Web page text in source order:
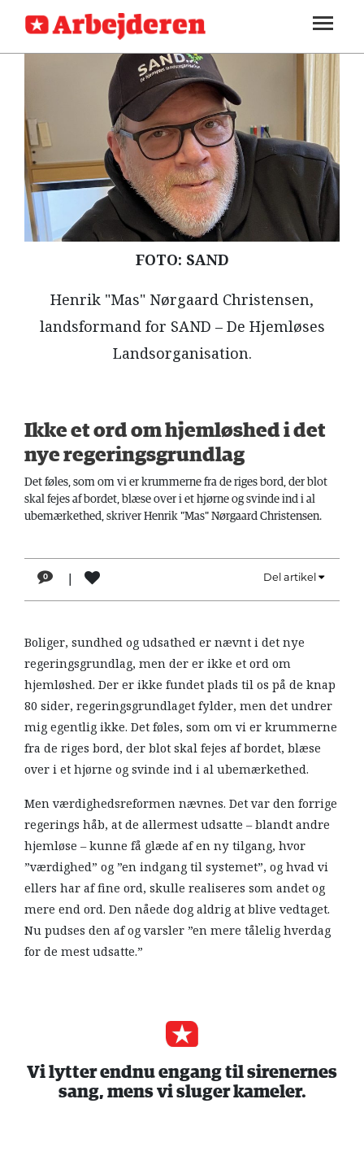
SEKTIONER
ARBEJDEREN
FAGLIGT
INDLAND
UDLAND
KULTUR
BLOGS
NAVNE
HISTORIE
TEORI
SOUNDCLOUD
ABONNER
LOG IND
ARBEJDEREN
FOTO: SAND
Henrik "Mas" Nørgaard Christensen,
landsformand for SAND – De Hjemløses
Landsorganisation.
Ikke et ord om hjemløshed i det
nye regeringsgrundlag
Det føles, som om vi er krummerne fra de riges bord, der blot
skal fejes af bordet, blæse over i et hjørne og svinde ind i al
ubemærkethed, skriver Henrik "Mas" Nørgaard Christensen.
0 Del artikel
Boliger, sundhed og udsathed er nævnt i det nye
regeringsgrundlag, men der er ikke et ord om
hjemløshed. Der er ikke fundet plads til os på de knap
80 sider, regeringsgrundlaget fylder, men det undrer
mig egentlig ikke. Det føles, som om vi er krummerne
fra de riges bord, der blot skal fejes af bordet, blæse
over i et hjørne og svinde ind i al ubemærkethed.
Men værdighedsreformen nævnes. Det var den forrige
regerings håb, at de allermest udsatte – blandt andre
hjemløse – kunne få glæde af en ny tilgang, hvor
”værdighed” og ”en indgang til systemet”, og hvad vi
ellers har af fine ord, skulle realiseres som andet og
mere end ord. Den nåede dog aldrig at blive vedtaget.
Nu pudses den af og varsler ”en mere tålelig hverdag
for de mest udsatte.”
Vi lytter endnu engang til sirenernes
sang, mens vi sluger kameler.